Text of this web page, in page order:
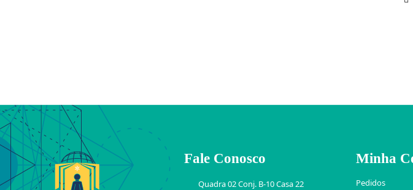
Fale Conosco
Quadra 02 Conj. B-10 Casa 22
Minha
Pedidos